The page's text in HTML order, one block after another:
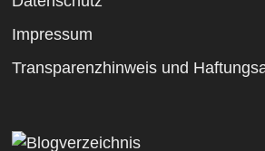
Impressum
Transparenzhinweis und